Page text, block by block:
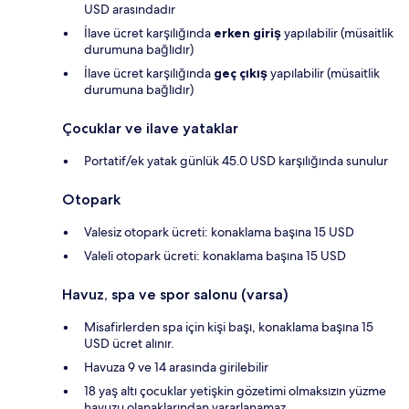
USD arasındadır
İlave ücret karşılığında erken girişyapılabilir (müsaitlik
durumuna bağlıdır)
İlave ücret karşılığında geç çıkışyapılabilir (müsaitlik
durumuna bağlıdır)
Çocuklar ve ilave yataklar
Portatif/ek yatak günlük 45.0 USD karşılığında sunulur
Otopark
Valesiz otopark ücreti: konaklama başına 15 USD
Valeli otopark ücreti: konaklama başına 15 USD
Havuz, spa ve spor salonu (varsa)
Misafirlerden spa için kişi başı, konaklama başına 15
USD ücret alınır.
Havuza 9 ve 14 arasında girilebilir
18 yaş altı çocuklar yetişkin gözetimi olmaksızın yüzme